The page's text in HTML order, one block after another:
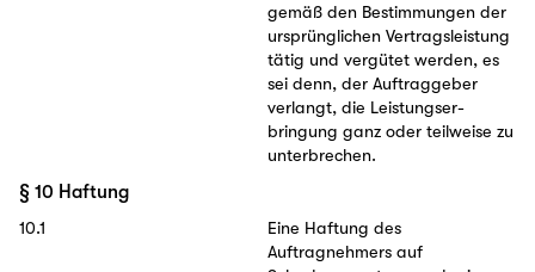
gemäß den Bestimmungen der
ursprünglichen Vertragsleistung
tätig und vergütet werden, es
sei denn, der Auftraggeber
verlangt, die Leistungser-
bringung ganz oder teilweise zu
unterbrechen.
§ 10 Haftung
10.1
Eine Haftung des
Auftragnehmers auf